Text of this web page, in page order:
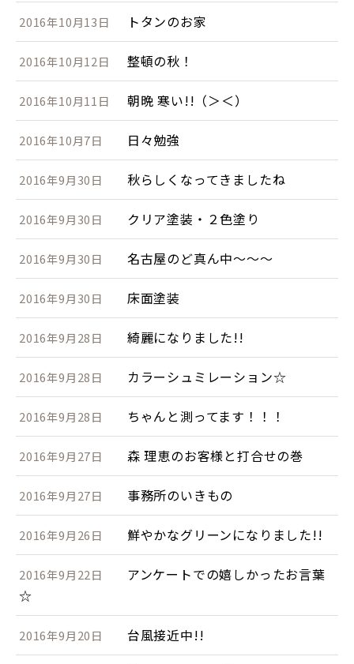
2016年10月13日 トタンのお家
2016年10月12日 整頓の秋！
2016年10月11日 朝晩 寒い!!（＞＜）
2016年10月7日 日々勉強
2016年9月30日 秋らしくなってきましたね
2016年9月30日 クリア塗装・２色塗り
2016年9月30日 名古屋のど真ん中～～～
2016年9月30日 床面塗装
2016年9月28日 綺麗になりました!!
2016年9月28日 カラーシュミレーション☆
2016年9月28日 ちゃんと測ってます！！！
2016年9月27日 森 理恵のお客様と打合せの巻
2016年9月27日 事務所のいきもの
2016年9月26日 鮮やかなグリーンになりました!!
2016年9月22日
アンケートでの嬉しかったお言葉
☆
2016年9月20日 台風接近中!!